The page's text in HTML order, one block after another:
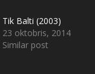
Tik Balti (2003)
23 oktobris, 2014
Similar post